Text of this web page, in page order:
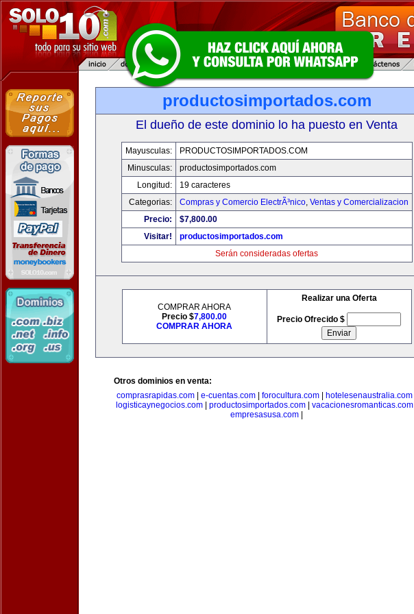
productosimportados.com
El dueño de este dominio lo ha puesto en Venta
Mayusculas:
PRODUCTOSIMPORTADOS.COM
Minusculas:
productosimportados.com
Longitud:
19 caracteres
Categorias:
Compras y Comercio ElectrÃ³nico, Ventas y Comercializacion
Precio:
$7,800.00
Visitar!
productosimportados.com
Serán consideradas ofertas
COMPRAR AHORA
Precio $7,800.00
COMPRAR AHORA
Realizar una Oferta
Precio Ofrecido $
Otros dominios en venta:
comprasrapidas.com
e-cuentas.com forocultura.com hotelesenaustralia.com
logisticaynegocios.com
productosimportados.com vacacionesromanticas.com
empresasusa.com